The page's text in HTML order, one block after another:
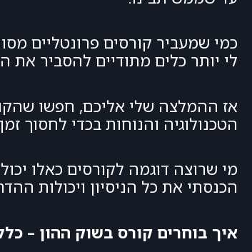
כמי שמעביר קורסים פרונטליים
לי יותר כלים מתודיים להסביר
אז ההמלצה שלי אליכם, חפשו
הטכנולוגיה והנוחות בכדי לחסוך
הכנסתי את כל הניסיון ויכולות
איך בוחרים קורס בשוק ההון –